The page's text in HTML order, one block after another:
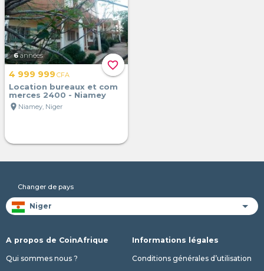
favorite_border
6 années
4 999 999 CFA
Location bureaux et com
merces 2400 - Niamey
location_on Niamey, Niger
Changer de pays
A propos de CoinAfrique
Qui sommes nous ?
Informations légales
Conditions générales d’utilisation